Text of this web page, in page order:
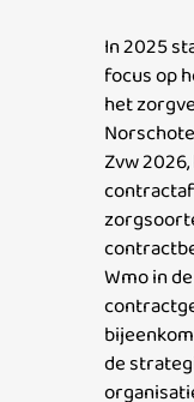
In 2025
focus op
het
Zvw
Wmo in
de